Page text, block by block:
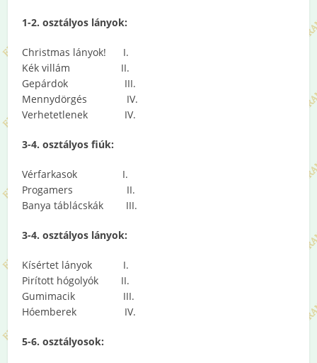
1-2. osztályos lányok:
Christmas lányok! I.
Kék villám II.
Gepárdok III.
Mennydörgés IV.
Verhetetlenek IV.
3-4. osztályos fiúk:
Vérfarkasok I.
Progamers II.
Banya táblácskák III.
3-4. osztályos lányok:
Kísértet lányok I.
Pirított hógolyók II.
Gumimacik III.
Hóemberek IV.
5-6. osztályosok: